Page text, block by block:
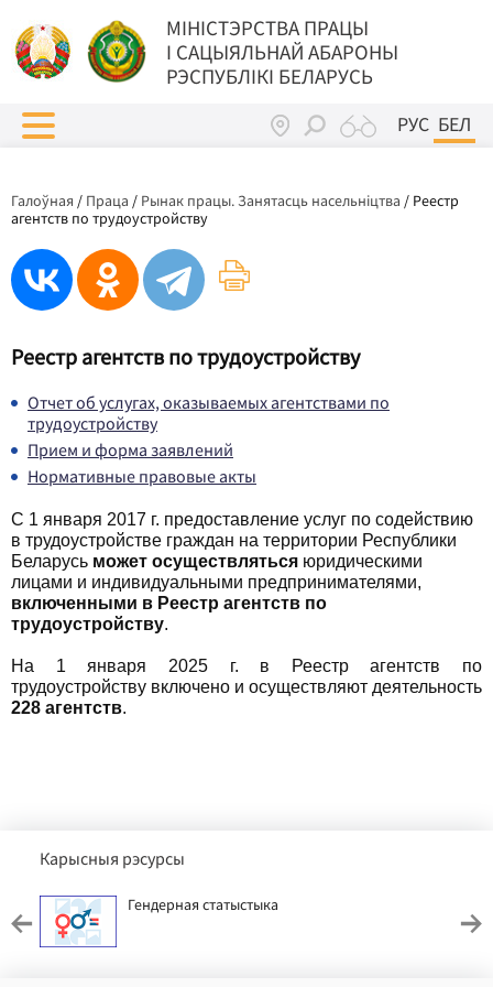
МIНIСТЭРСТВА ПРАЦЫ
I САЦЫЯЛЬНАЙ АБАРОНЫ
РЭСПУБЛІКІ БЕЛАРУСЬ
РУС БЕЛ
Галоўная / Праца / Рынак працы. Занятасць насельніцтва / Реестр
агентств по трудоустройству
Реестр агентств по трудоустройству
Отчет об услугах, оказываемых агентствами по
трудоустройству
Прием и форма заявлений
Нормативные правовые акты
С 1 января 2017 г. предоставление услуг по содействию
в трудоустройстве граждан на территории Республики
Беларусь может осуществляться юридическими
лицами и индивидуальными предпринимателями,
включенными в Реестр агентств по
трудоустройству.
На 1 января 2025 г. в Реестр агентств по
трудоустройству включено и осуществляют деятельность
228 агентств.
Карысныя рэсурсы
Гендерная статыстыка